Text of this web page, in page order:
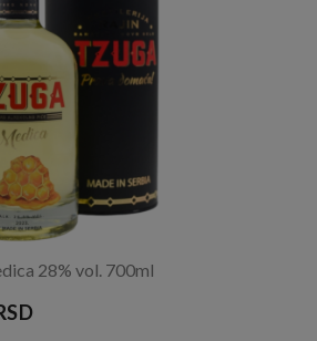
28% vol. 700ml